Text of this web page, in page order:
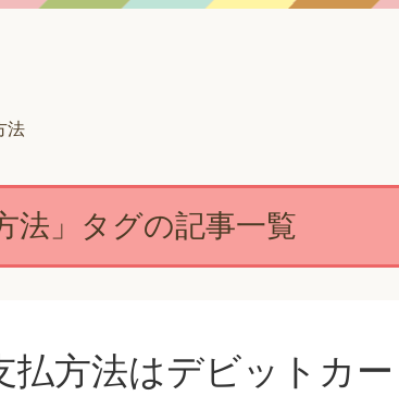
法
法」タグの記事一覧
方法はデビットカー